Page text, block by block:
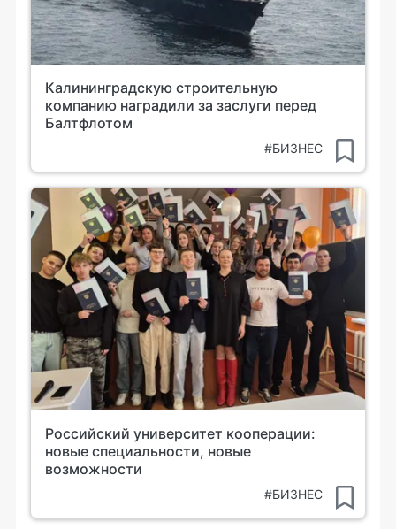
Калининградскую строительную
компанию наградили за заслуги перед
Балтфлотом
#БИЗНЕС
Российский университет кооперации:
новые специальности, новые
возможности
#БИЗНЕС